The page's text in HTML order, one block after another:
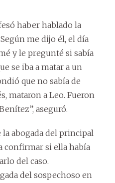
haber hablado la
me dijo él, el día
y le pregunté si sabía
se iba a matar a un
que no sabía de
mataron a Leo. Fueron
aseguró.
abogada del principal
confirmar si ella había
del caso.
del sospechoso en